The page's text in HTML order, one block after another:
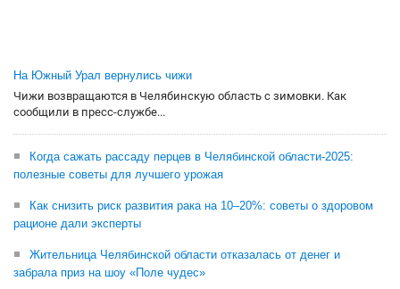
На Южный Урал вернулись чижи
Чижи возвращаются в Челябинскую область с зимовки. Как
сообщили в пресс-службе...
Когда сажать рассаду перцев в Челябинской области-2025:
полезные советы для лучшего урожая
Как снизить риск развития рака на 10–20%: советы о здоровом
рационе дали эксперты
Жительница Челябинской области отказалась от денег и
забрала приз на шоу «Поле чудес»